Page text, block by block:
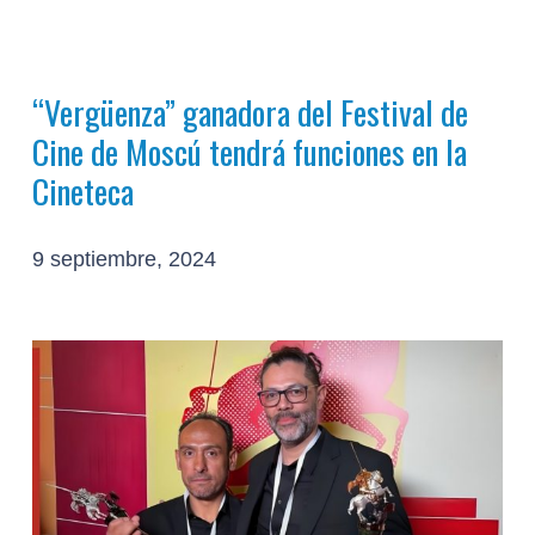
“Vergüenza” ganadora del Festival de
Cine de Moscú tendrá funciones en la
Cineteca
9 septiembre, 2024